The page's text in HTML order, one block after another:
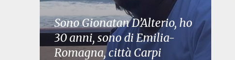
Sono Gionatan D’Alterio, ho
30 anni, sono di Emilia-
Romagna, città Carpi